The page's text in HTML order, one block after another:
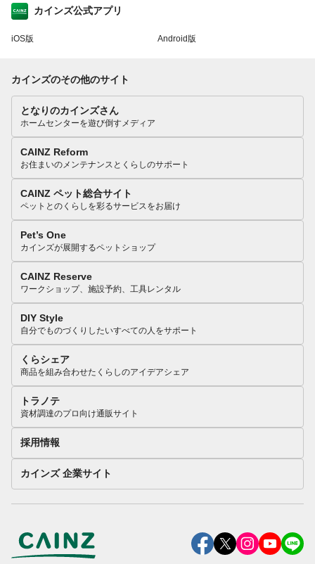
カインズ公式アプリ
iOS版 Android版
カインズのその他のサイト
となりのカインズさん
ホームセンターを遊び倒すメディア
CAINZ Reform
お住まいのメンテナンスとくらしのサポート
CAINZ ペット総合サイト
ペットとのくらしを彩るサービスをお届け
Pet’s One
カインズが展開するペットショップ
CAINZ Reserve
ワークショップ、施設予約、工具レンタル
DIY Style
自分でものづくりしたいすべての人をサポート
くらシェア
商品を組み合わせたくらしのアイデアシェア
トラノテ
資材調達のプロ向け通販サイト
採用情報
カインズ 企業サイト